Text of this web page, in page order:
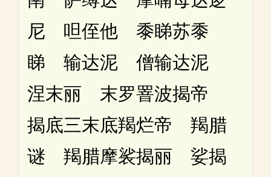
尼 呾侄他 黍睇苏黍
睇 输达泥 僧输达泥
涅末丽 末罗罯波揭帝
揭底三末底羯烂帝 羯腊
谜 羯腊摩裟揭丽 娑揭